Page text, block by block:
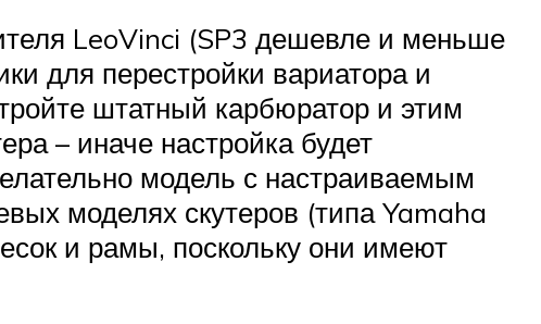
LeoVinci (SP3 дешевле и меньше
для перестройки вариатора и
штатный карбюратор и этим
– иначе настройка будет
модель с настраиваемым
моделях скутеров (типа Yamaha
и рамы, поскольку они имеют